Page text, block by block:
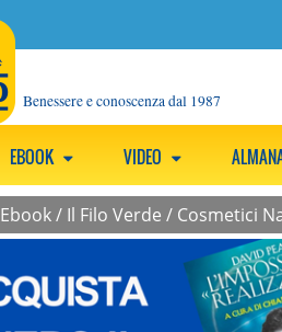
Benessere e conoscenza dal 1987
EBOOK VIDEO
Ebook/ Il Filo Verde / Cosmetici